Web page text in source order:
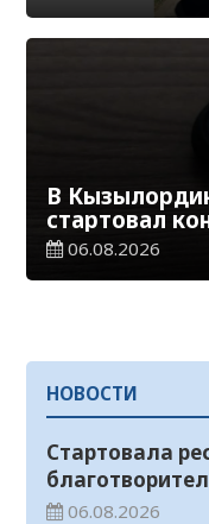
В
стартовал
семейных
06.08.2026
НОВОСТИ
Стартовала
школу»
06.08.2026